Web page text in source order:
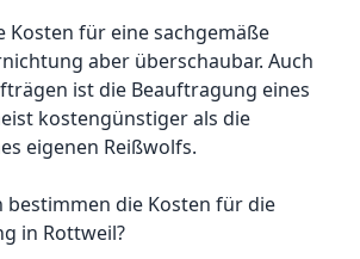
Kosten für eine sachgemäße
aber überschaubar. Auch
ist die Beauftragung eines
kostengünstiger als die
eigenen Reißwolfs.
bestimmen die Kosten für die
in Rottweil?